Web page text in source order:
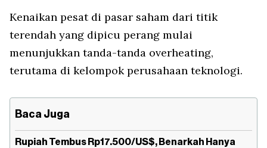
Kenaikan pesat di pasar saham dari titik
terendah yang dipicu perang mulai
menunjukkan tanda-tanda overheating,
terutama di kelompok perusahaan teknologi.
Baca Juga
Rupiah Tembus Rp17.500/US$, Benarkah Hanya